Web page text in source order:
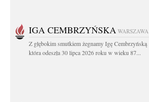
IGA CEMBRZYŃSKA WARSZAWA
Z głębokim smutkiem żegnamy Igę Cembrzyńską
która odeszła 30 lipca 2026 roku w wieku 87...